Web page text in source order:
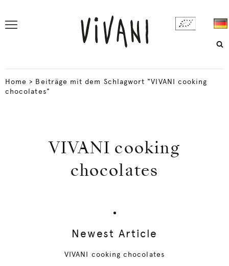
Home > Beiträge mit dem Schlagwort "VIVANI cooking
chocolates"
VIVANI cooking
chocolates
Newest Article
VIVANI cooking chocolates